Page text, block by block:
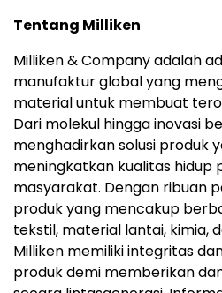
Tentang Milliken
Milliken & Company adalah
manufaktur global yang
material untuk membuat
Dari molekul hingga inovasi
menghadirkan solusi produk
meningkatkan kualitas hidup
masyarakat. Dengan ribuan
produk yang mencakup
tekstil, material lantai, kimia,
Milliken memiliki integritas
produk demi memberikan